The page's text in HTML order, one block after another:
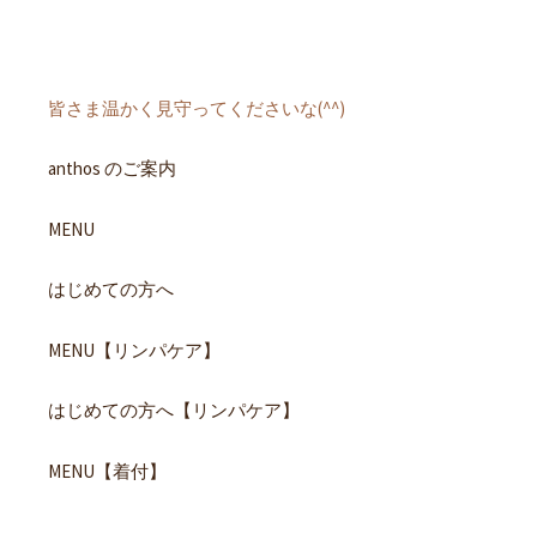
皆さま温かく見守ってくださいな(^^)
anthos のご案内
MENU
はじめての方へ
MENU【リンパケア】
はじめての方へ【リンパケア】
MENU【着付】